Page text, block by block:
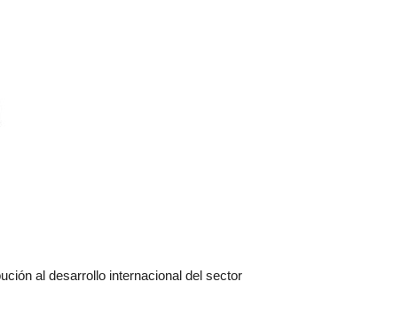
al desarrollo internacional del sector